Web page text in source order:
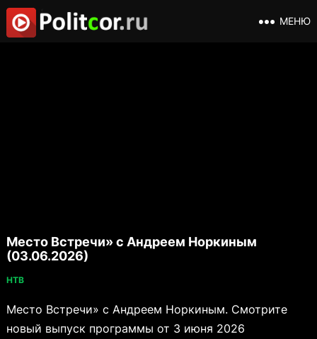
МЕНЮ
Место Встречи» с Андреем Норкиным
(03.06.2026)
НТВ
Место Встречи» с Андреем Норкиным. Смотрите
новый выпуск программы от 3 июня 2026